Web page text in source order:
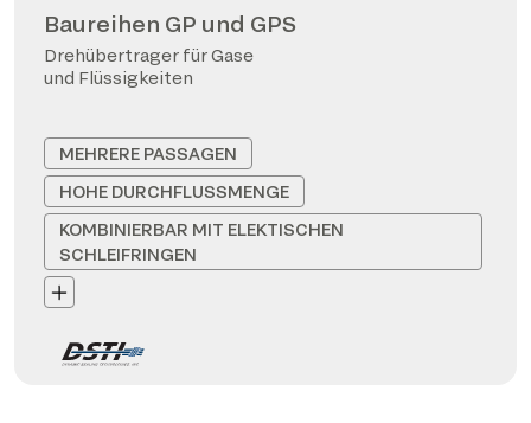
Baureihen GP und GPS
Drehübertrager für Gase
und Flüssigkeiten
MEHRERE PASSAGEN
HOHE DURCHFLUSSMENGE
KOMBINIERBAR MIT ELEKTISCHEN
SCHLEIFRINGEN